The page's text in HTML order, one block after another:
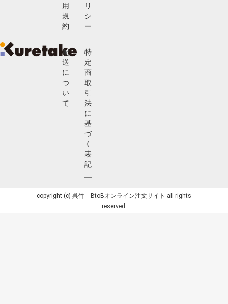
用
規
約
配
送
に
つ
い
て
リ
シ
ー
特
定
商
取
引
法
に
基
づ
く
表
記
copyright (c) 呉竹 BtoBオンライン注文サイト all rights
reserved.